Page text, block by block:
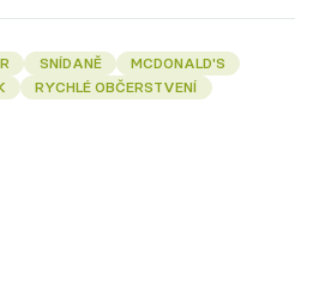
SNÍDANĚ
MCDONALD'S
RYCHLÉ OBČERSTVENÍ